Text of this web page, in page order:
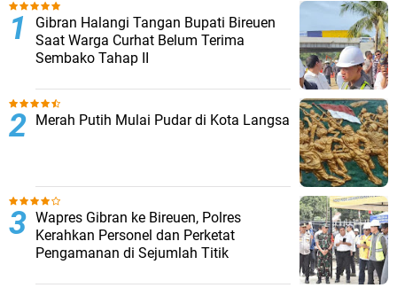
Gibran Halangi Tangan Bupati Bireuen
Saat Warga Curhat Belum Terima
Sembako Tahap II
Merah Putih Mulai Pudar di Kota Langsa
Wapres Gibran ke Bireuen, Polres
Kerahkan Personel dan Perketat
Pengamanan di Sejumlah Titik